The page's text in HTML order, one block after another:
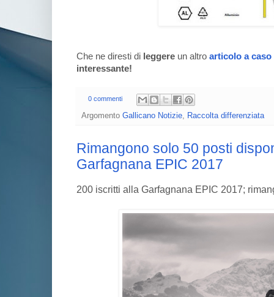
Che ne diresti di leggere un altro articolo a caso
interessante!
0 commenti
Argomento Gallicano Notizie Raccolta differenziata
Rimangono solo 50 posti
Garfagnana EPIC 2017
200 iscritti alla Garfagnana EPIC 2017;